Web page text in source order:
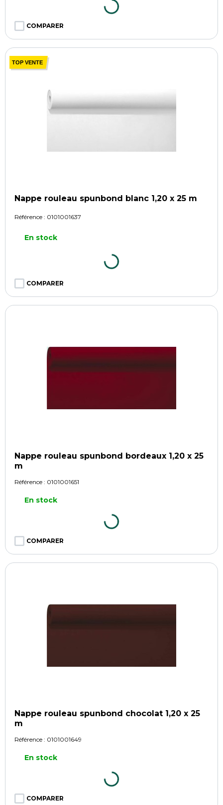
COMPARER
TOP VENTE
Nappe rouleau spunbond blanc 1,20 x 25 m
Référence : 0101001637
En stock
COMPARER
Nappe rouleau spunbond bordeaux 1,20 x 25
m
Référence : 0101001651
En stock
COMPARER
Nappe rouleau spunbond chocolat 1,20 x 25
m
Référence : 0101001649
En stock
COMPARER